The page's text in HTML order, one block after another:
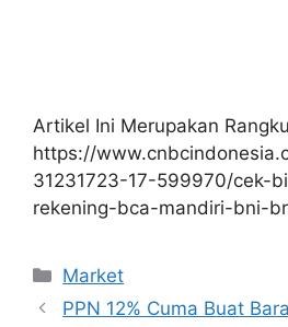
Artikel Ini Merupakan
https://
31231723-17-599970/cek-
rekening-bca-mandiri-bni-
Kategori
Market
PPN 12% Cuma Buat